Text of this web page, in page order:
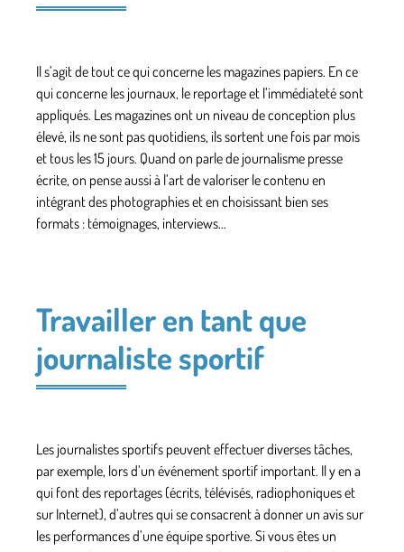
Il s’agit de tout ce qui concerne les magazines papiers. En ce
qui concerne les journaux, le reportage et l’immédiateté sont
appliqués. Les magazines ont un niveau de conception plus
élevé, ils ne sont pas quotidiens, ils sortent une fois par mois
et tous les 15 jours. Quand on parle de journalisme presse
écrite, on pense aussi à l’art de valoriser le contenu en
intégrant des photographies et en choisissant bien ses
formats : témoignages, interviews…
Travailler en tant que
journaliste sportif
Les journalistes sportifs peuvent effectuer diverses tâches,
par exemple, lors d’un événement sportif important. Il y en a
qui font des reportages (écrits, télévisés, radiophoniques et
sur Internet), d’autres qui se consacrent à donner un avis sur
les performances d’une équipe sportive. Si vous êtes un